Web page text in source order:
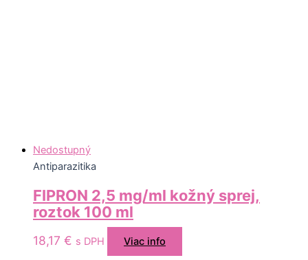
Nedostupný
Antiparazitika
FIPRON 2,5 mg/ml kožný sprej,
roztok 100 ml
18,17 € s DPH Viac info